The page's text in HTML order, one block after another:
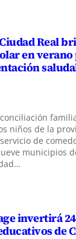
Real
en
niños de la
de
municipios
invertirá
de